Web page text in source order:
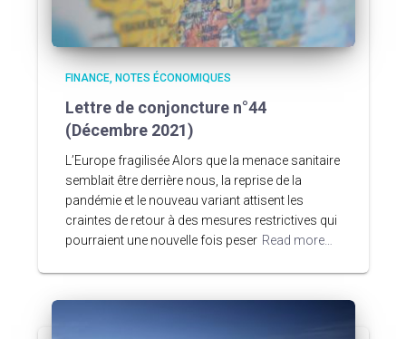
FINANCE NOTES ÉCONOMIQUES
Lettre de conjoncture n°44
(Décembre 2021)
L’Europe fragilisée Alors que la menace sanitaire
semblait être derrière nous, la reprise de la
pandémie et le nouveau variant attisent les
craintes de retour à des mesures restrictives qui
pourraient une nouvelle fois peser Read more…